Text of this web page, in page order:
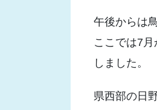
午後からは
ここでは7
しました。
県西部の日